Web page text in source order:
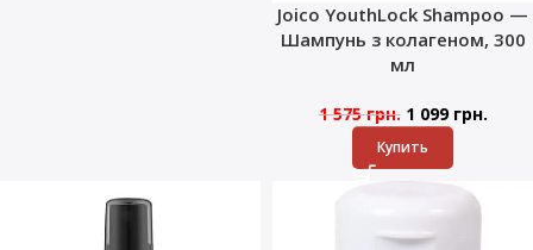
Joico YouthLock Shampoo —
Шампунь з колагеном, 300
мл
1 575грн. 1 099 грн.
Купить